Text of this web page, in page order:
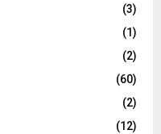
(3)
(1)
(2)
(60)
(2)
(12)